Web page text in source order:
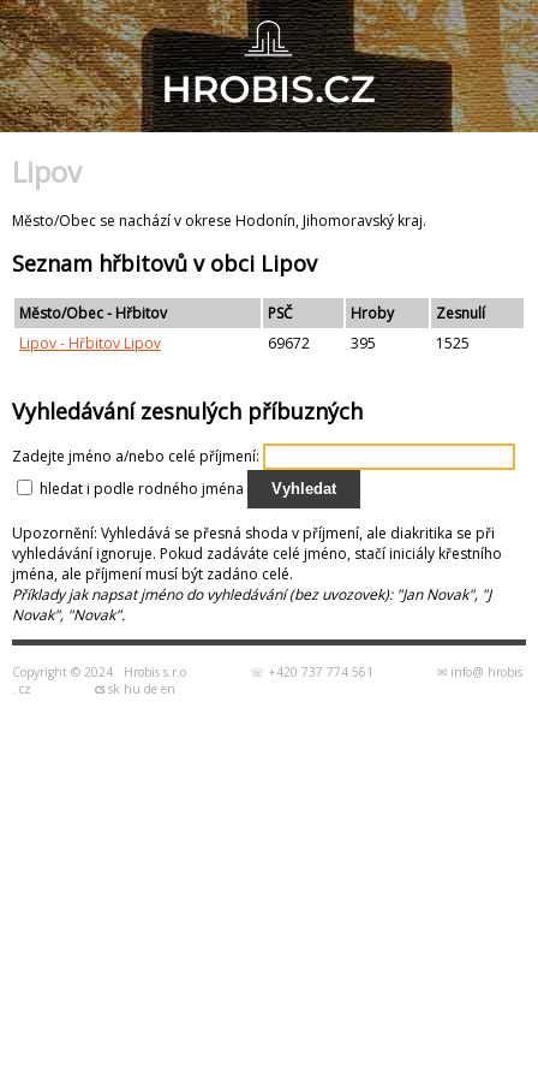
Lipov
Město/Obec se nachází v okrese Hodonín, Jihomoravský kraj.
Seznam hřbitovů v obci Lipov
Město/Obec - Hřbitov PSČ Hroby
Zesnulí
Lipov - Hřbitov Lipov
69672 395 1525
Vyhledávání zesnulých příbuzných
Zadejte jméno a/nebo celé příjmení:
hledat i podle rodného jména
Vyhledat
Upozornění: Vyhledává se přesná shoda v příjmení, ale diakritika se při
vyhledávání ignoruje. Pokud zadáváte celé jméno, stačí iniciály křestního
jména, ale příjmení musí být zadáno celé.
Příklady jak napsat jméno do vyhledávání (bez uvozovek): "Jan Novak", "J
Novak", "Novak".
Copyright © 2024 Hrobis s.r.o ☏ +420 737 774 561 ✉ info@ hrobis
. cz
cs sk hu de en